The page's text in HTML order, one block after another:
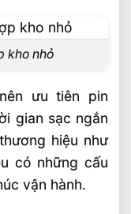
kho nhỏ
ưu tiên pin
gian sạc ngắn
hiệu như
có những cấu
vận hành.